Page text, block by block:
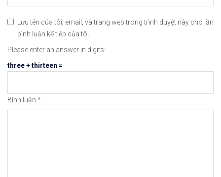
Lưu tên của tôi, email, và trang web trong trình duyệt này cho lần
bình luận kế tiếp của tôi.
Please enter an answer in digits:
three + thirteen =
Bình luận *